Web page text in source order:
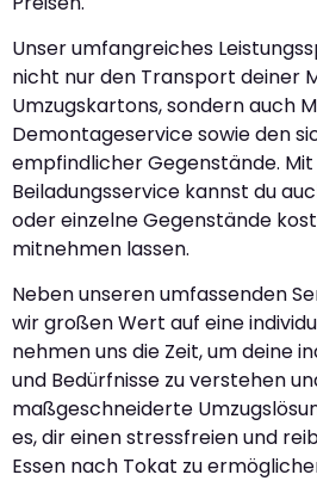
Unser umfangreiches
nicht nur den Transport deiner
Umzugskartons, sondern auch
Demontageservice sowie den
empfindlicher Gegenstände.
Beiladungsservice kannst du
oder einzelne Gegenstände
mitnehmen lassen.
Neben unseren umfassenden
wir großen Wert auf eine
nehmen uns die Zeit, um deine
und Bedürfnisse zu verstehen
maßgeschneiderte
es, dir einen stressfreien und
Essen nach Tokat zu